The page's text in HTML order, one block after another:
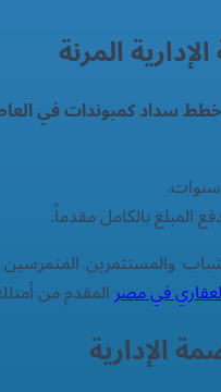
المرنة
خطط سداد كمبوندات في
المبلغ بالكامل مقدماً.
والمستثمرين
المقدم من
الإدارية